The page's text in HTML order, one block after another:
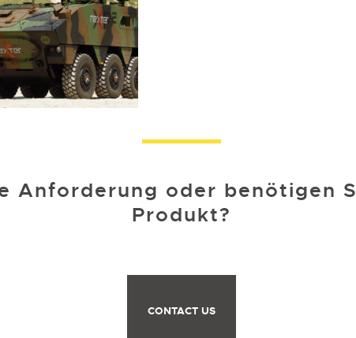
Anforderung oder benötigen
Produkt?
CONTACT US